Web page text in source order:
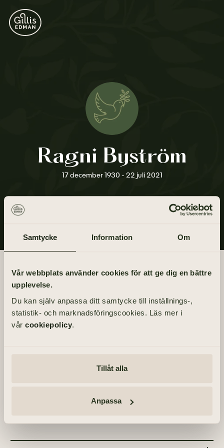
Samtycke Information Om
Vår webbplats använder cookies för att ge dig en bättre
upplevelse.
Du kan själv anpassa ditt samtycke till inställnings-,
statistik- och marknadsföringscookies. Läs mer i
vår cookiepolicy.
Tillåt alla
Anpassa
Ragni Byström
17 december 1930 - 22 juli 2021
Begravningsdagen
Fredag 20 augusti 2021
kl 11.00
Härlandavägen 23, 416 72 Göteborg
Tacksägelse – söndag 8 augusti 2021, kl 11.00 –